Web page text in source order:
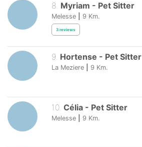
8. Myriam - Pet Sitter
Melesse 9 Km.
3 reviews
9 Hortense - Pet Sitter
La Meziere 9 Km.
10. Célia - Pet Sitter
Melesse 9 Km.